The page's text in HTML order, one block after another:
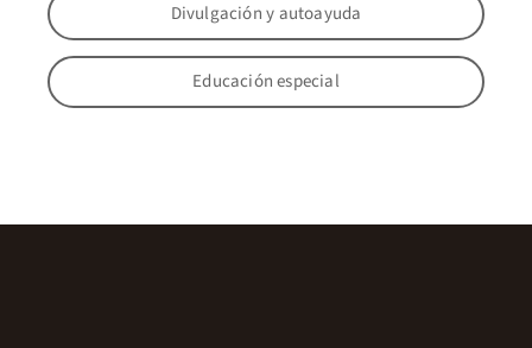
Divulgación y autoayuda
Educación especial